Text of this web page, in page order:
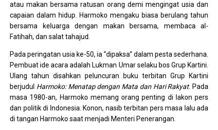
atau makan bersama ratusan orang demi mengingat usia dan
capaian dalam hidup. Harmoko mengaku biasa berulang tahun
bersama keluarga dengan makan bersama, membaca al-
Fatihah, dan salat tahajud.
Pada peringatan usia ke-50, ia “dipaksa” dalam pesta sederhana.
Pembuat ide acara adalah Lukman Umar selaku bos Grup Kartini.
Ulang tahun disahkan peluncuran buku terbitan Grup Kartini
berjudul Harmoko: Menatap dengan Mata dan Hari Rakyat. Pada
masa 1980-an, Harmoko memang orang penting di lakon pers
dan politik di Indonesia. Konon, nasib terbitan pers masa lalu ada
di tangan Harmoko saat menjadi Menteri Penerangan.